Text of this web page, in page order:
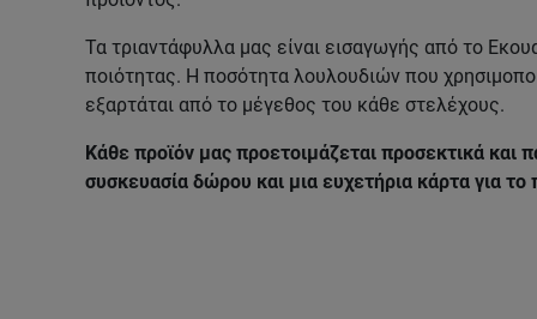
Τα τριαντάφυλλα μας είναι εισαγωγής από το
ποιότητας. Η ποσότητα λουλουδιών που
εξαρτάται από το μέγεθος του κάθε στελέχους.
Κάθε προϊόν μας προετοιμάζεται προσεκτικά και
συσκευασία δώρου και μια ευχετήρια κάρτα για